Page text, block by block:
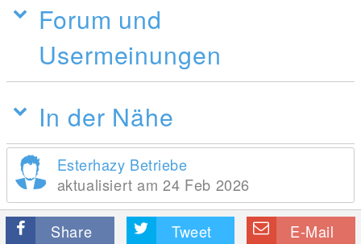
Forum und
Usermeinungen
In der Nähe
Esterhazy Betriebe
aktualisiert am 24 Feb 2026
Share Tweet E-Mail